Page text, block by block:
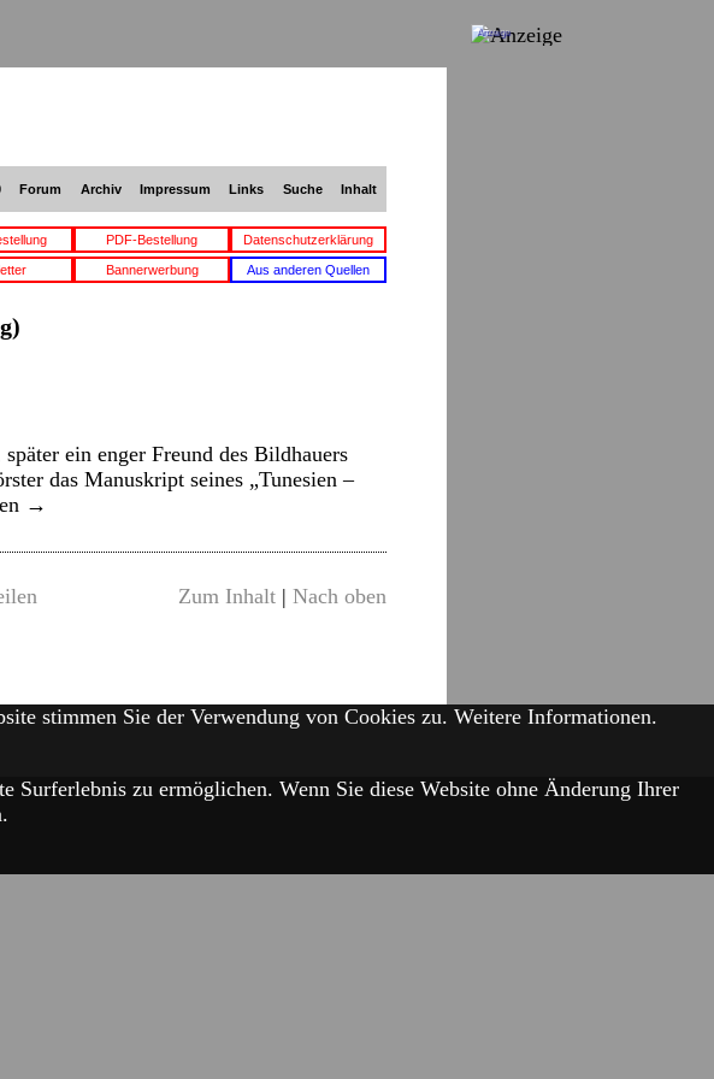
Forum Archiv Impressum Links Suche Inhalt
PDF-Bestellung Datenschutzerklärung
Bannerwerbung Aus anderen Quellen
ein enger Freund des Bildhauers
das Manuskript seines „Tunesien –
→
Zum Inhalt | Nach oben
Anzeige
stimmen Sie der Verwendung von Cookies zu. Weitere Informationen.
Surferlebnis zu ermöglichen. Wenn Sie diese Website ohne Änderung Ihrer